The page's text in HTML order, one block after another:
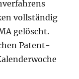
vollständig
gelöscht.
Patent-